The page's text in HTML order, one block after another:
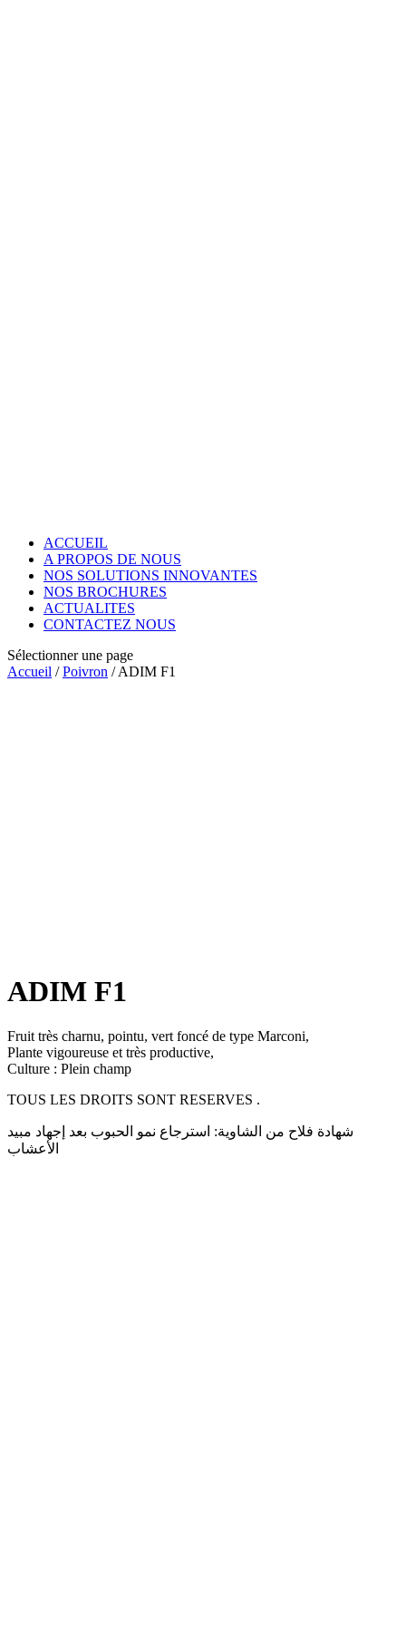
ACCUEIL
A PROPOS DE NOUS
NOS SOLUTIONS INNOVANTES
NOS BROCHURES
ACTUALITES
CONTACTEZ NOUS
Sélectionner une page
Accueil /Poivron / ADIM F1
ADIM F1
Fruit très charnu, pointu, vert foncé de type Marconi,
Plante vigoureuse et très productive,
Culture : Plein champ
TOUS LES DROITS SONT RESERVES .
شهادة فلاح من الشاوية: استرجاع نمو الحبوب بعد إجهاد مبيد
الأعشاب